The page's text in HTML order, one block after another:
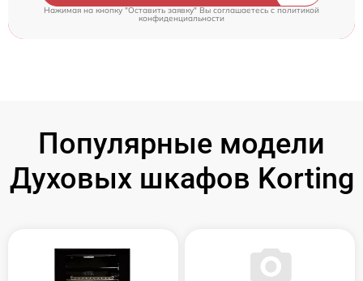
Нажимая на кнопку "Оставить заявку" Вы соглашаетесь cполитикой
конфиденциальности
Популярные модели
Духовых шкафов Korting